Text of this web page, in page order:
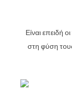
Είναι επειδή
στη φύση